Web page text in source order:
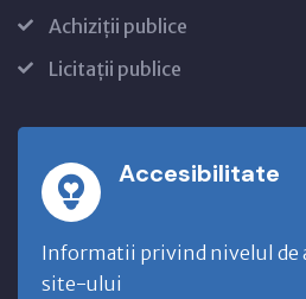
Achiziții publice
Licitații publice
Accesibilitate
Informatii privind nivelul de
site-ului